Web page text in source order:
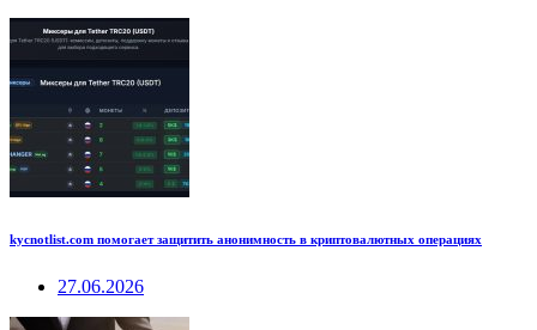
kycnotlist.com помогает защитить анонимность в криптовалютных операциях
27.06.2026